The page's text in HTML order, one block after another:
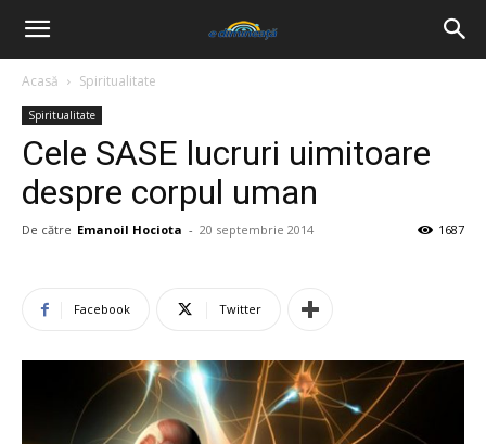
Acasă Spiritualitate
Spiritualitate
Cele SASE lucruri uimitoare
despre corpul uman
De către Emanoil Hociota - 20 septembrie 2014 1687
Facebook Twitter